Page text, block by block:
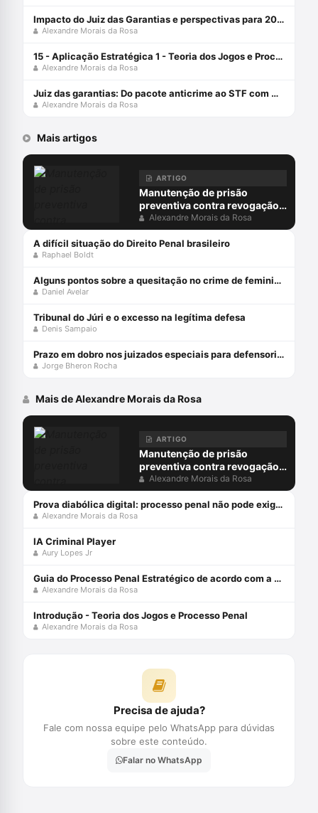
Impacto do Juiz das Garantias e perspectivas para 2024 com Alexandre Morais da Rosa e Aury Lopes Jr
Alexandre Morais da Rosa
15 - Aplicação Estratégica 1 - Teoria dos Jogos e Processo Penal
Alexandre Morais da Rosa
Juiz das garantias: Do pacote anticrime ao STF com Alexandre Morais da Rosa e Jacinto Coutinho
Alexandre Morais da Rosa
Mais artigos
ARTIGO
Manutenção de prisão
preventiva contra revogação
do MP: juiz não pode ocupar
lugar do acusador
Alexandre Morais da Rosa
A difícil situação do Direito Penal brasileiro
Raphael Boldt
Alguns pontos sobre a quesitação no crime de feminicídio
Daniel Avelar
Tribunal do Júri e o excesso na legítima defesa
Denis Sampaio
Prazo em dobro nos juizados especiais para defensorias públicas
Jorge Bheron Rocha
Mais de Alexandre Morais da Rosa
ARTIGO
Manutenção de prisão
preventiva contra revogação
do MP: juiz não pode ocupar
lugar do acusador
Alexandre Morais da Rosa
Prova diabólica digital: processo penal não pode exigir do arguido o que só o diabo provaria
Alexandre Morais da Rosa
IA Criminal Player
Aury Lopes Jr
Guia do Processo Penal Estratégico de acordo com a Teoria dos Jogos e MCDA-C - Edição 2021
Alexandre Morais da Rosa
Introdução - Teoria dos Jogos e Processo Penal
Alexandre Morais da Rosa
Precisa de ajuda?
Fale com nossa equipe pelo WhatsApp para dúvidas
sobre este conteúdo.
Falar no WhatsApp